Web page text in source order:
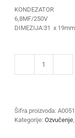
KONDEZATOR
6,8MF/250V
DIMEZIJA:31 x 19mm
Šifra proizvoda:
Kategorije: Ozvučenje,